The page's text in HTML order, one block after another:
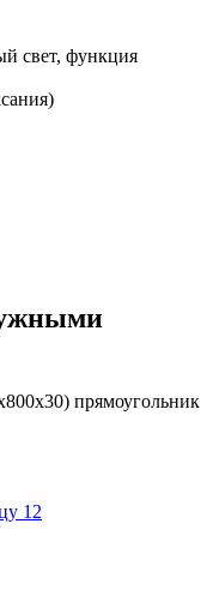
свет, функция
прямоугольник
12